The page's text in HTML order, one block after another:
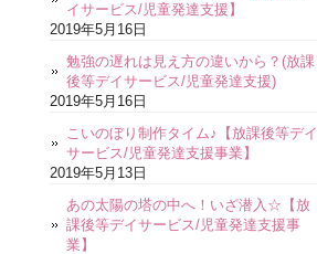
イサービス/児童発達支援】
2019年5月16日
勉強の遅れは見え方の違いから？(放課
後等デイサービス/児童発達支援)
2019年5月16日
こいのぼり制作タイム♪【放課後等デイ
サービス/児童発達支援事業】
2019年5月13日
あの太陽の塔の中へ！いざ潜入☆【放
課後等デイサービス/児童発達支援事
業】